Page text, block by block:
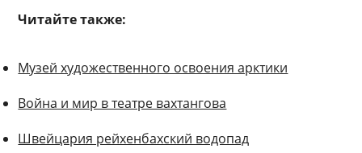
Читайте также:
Музей художественного освоения арктики
Война и мир в театре вахтангова
Швейцария рейхенбахский водопад